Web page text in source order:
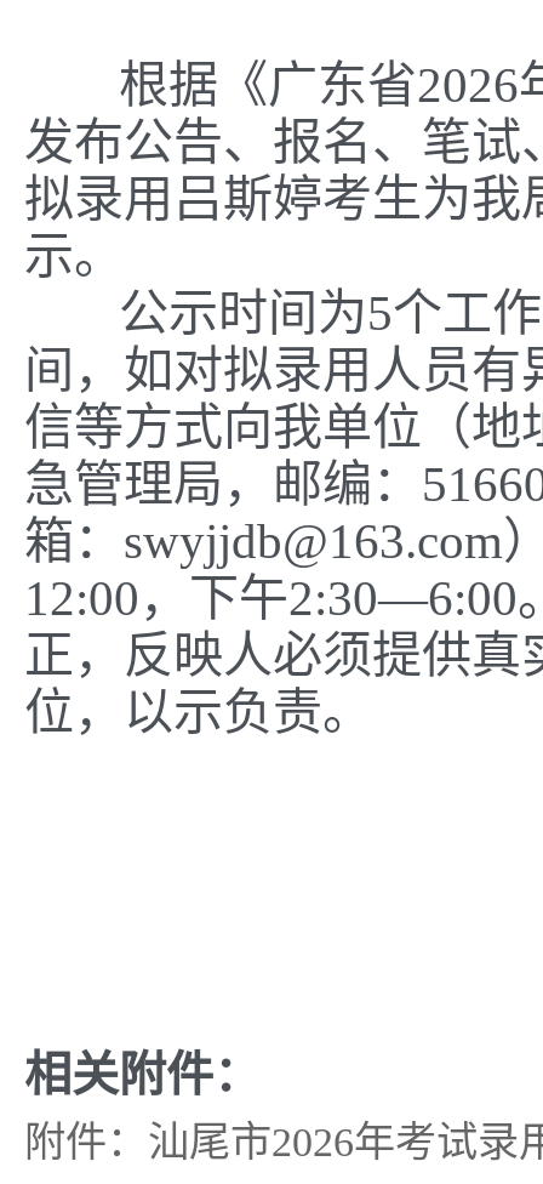
根据《广东省
发布公告、报名、笔
拟录用吕斯婷考生为
示。
公示时间为5个工
间，如对拟录用人员
信等方式向我单位（
急管理局，邮编：
箱：
12:00，下午2:30—6:00
正，反映人必须提供
位，以示负责。
相关附件：
附件：汕尾市2026年考试